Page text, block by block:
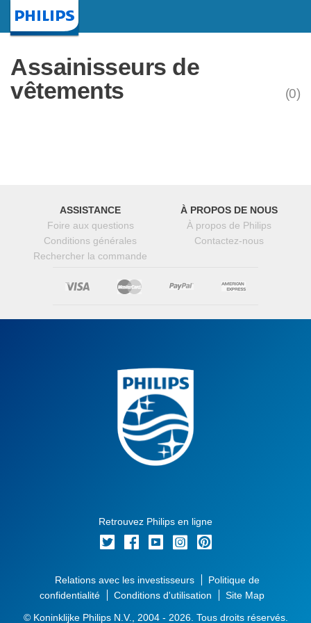
Assainisseurs de
vêtements
(0)
ASSISTANCE
Foire aux questions
Conditions générales
Rechercher la commande
À PROPOS DE NOUS
À propos de Philips
Contactez-nous
Retrouvez Philips en ligne
Relations avec les investisseurs
Politique de
confidentialité
Conditions d'utilisation
Site Map
© Koninklijke Philips N.V., 2004 - 2026. Tous droits réservés.